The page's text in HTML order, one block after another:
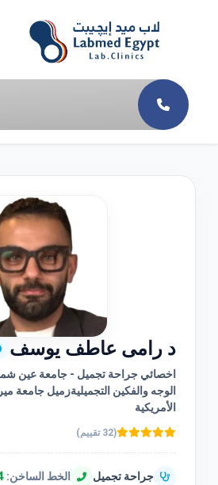
د رامى عاطف يوسف
اخصائي جراحة تجميل - جامعة عين
الوجه والفكين التجميليةزميل جامعة
الأمريكية
(32 تقييم)
جراحة تجميل الخط الساخن: